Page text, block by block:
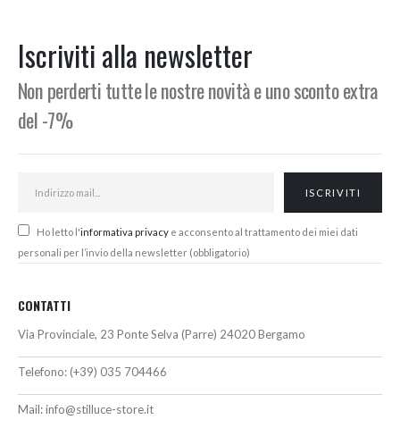
Iscriviti alla newsletter
Non perderti tutte le nostre novità e uno sconto extra
del -7%
Ho letto l'informativa privacy e acconsento al trattamento dei miei dati
personali per l’invio della newsletter (obbligatorio)
CONTATTI
Via Provinciale, 23 Ponte Selva (Parre) 24020 Bergamo
Telefono: (+39) 035 704466
Mail:info@stilluce-store.it